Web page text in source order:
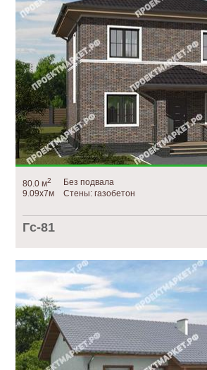
80.0 м2
9.09х7м
Без подвала
Стены: газобетон
Гс-81